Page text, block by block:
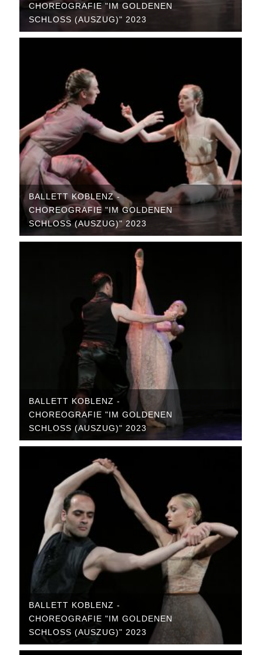
CHOREOGRAFIE "IM GOLDENEN
SCHLOSS (AUSZUG)" 2023
BALLETT KOBLENZ -
CHOREOGRAFIE "IM GOLDENEN
SCHLOSS (AUSZUG)" 2023
BALLETT KOBLENZ -
CHOREOGRAFIE "IM GOLDENEN
SCHLOSS (AUSZUG)" 2023
BALLETT KOBLENZ -
CHOREOGRAFIE "IM GOLDENEN
SCHLOSS (AUSZUG)" 2023